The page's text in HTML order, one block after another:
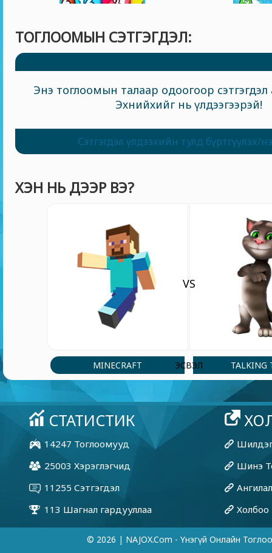
ТОГЛООМЫН СЭТГЭГДЭЛ:
Энэ тоглоомын талаар одоогоор сэтгэгдэл
Эхнийхийг нь үлдээгээрэй!
Сэтгэгдэл үлдээхийн тулд бүртгүүлэх/
ХЭН НЬ ДЭЭР ВЭ?
MINECRAFT
VS
ЭСВЭЛ TALKING
© 2026 | NAJOX.com - Үнэгүй Онлайн